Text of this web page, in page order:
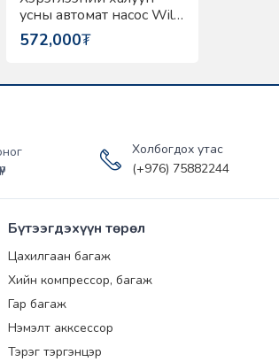
усны автомат насос Wilo
PB-201EA
572,000₮
Холбогдох утас
(+976) 75882244
Бүтээгдэхүүн төрөл
Цахилгаан багаж
Хийн компрессор, багаж
Гар багаж
Нэмэлт акксессор
Тэрэг тэргэнцэр